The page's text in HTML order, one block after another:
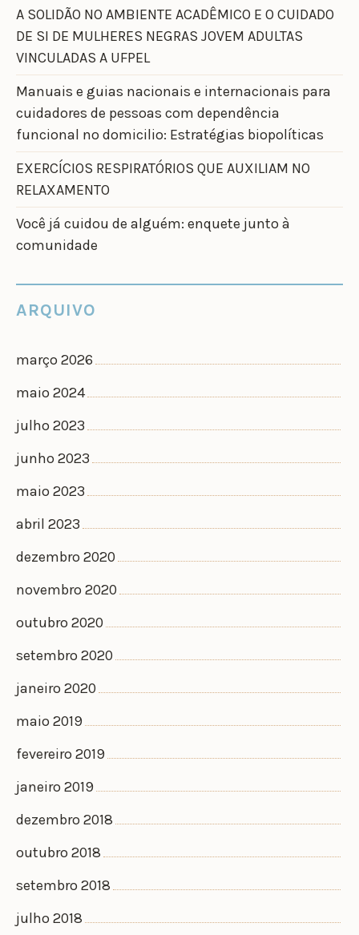
A SOLIDÃO NO AMBIENTE ACADÊMICO E O CUIDADO
DE SI DE MULHERES NEGRAS JOVEM ADULTAS
VINCULADAS A UFPEL
Manuais e guias nacionais e internacionais para
cuidadores de pessoas com dependência
funcional no domicilio: Estratégias biopolíticas
EXERCÍCIOS RESPIRATÓRIOS QUE AUXILIAM NO
RELAXAMENTO
Você já cuidou de alguém: enquete junto à
comunidade
ARQUIVO
março 2026
maio 2024
julho 2023
junho 2023
maio 2023
abril 2023
dezembro 2020
novembro 2020
outubro 2020
setembro 2020
janeiro 2020
maio 2019
fevereiro 2019
janeiro 2019
dezembro 2018
outubro 2018
setembro 2018
julho 2018